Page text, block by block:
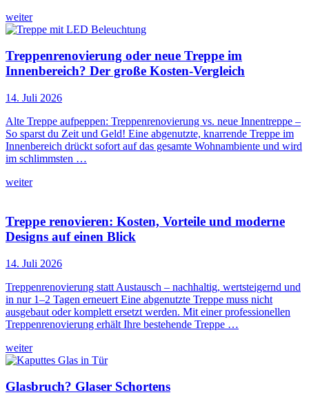
weiter
Treppenrenovierung oder neue Treppe im
Innenbereich? Der große Kosten-Vergleich
14. Juli 2026
Alte Treppe aufpeppen: Treppenrenovierung vs. neue Innentreppe –
So sparst du Zeit und Geld! Eine abgenutzte, knarrende Treppe im
Innenbereich drückt sofort auf das gesamte Wohnambiente und wird
im schlimmsten …
weiter
Treppe renovieren: Kosten, Vorteile und moderne
Designs auf einen Blick
14. Juli 2026
Treppenrenovierung statt Austausch – nachhaltig, wertsteigernd und
in nur 1–2 Tagen erneuert Eine abgenutzte Treppe muss nicht
ausgebaut oder komplett ersetzt werden. Mit einer professionellen
Treppenrenovierung erhält Ihre bestehende Treppe …
weiter
Glasbruch? Glaser Schortens